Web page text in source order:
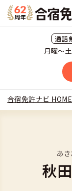
月曜〜
教習所
運転免
普通二輪
大型二輪
教習所検索
合宿免許
合宿免許とは
合宿免
合宿免許ナビ HOME
あ
秋